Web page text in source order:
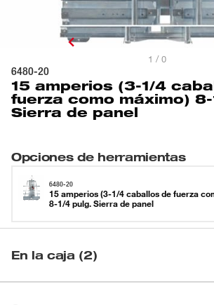
1 / 0
6480-20
15 amperios (3-1/4
fuerza como máximo)
Sierra de panel
Opciones de herramientas
6480-20
15 amperios (3-1/4 caballos de fuerza
8-1/4 pulg. Sierra de panel
En la caja (2)